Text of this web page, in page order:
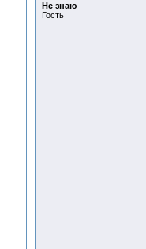
Не знаю
Гость